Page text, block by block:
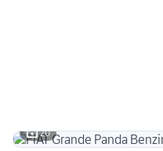
20